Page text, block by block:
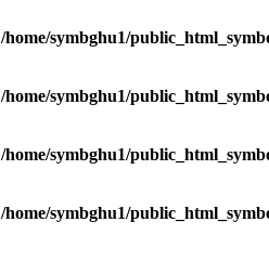
/home/symbghu1/
/home/symbghu1/
/home/symbghu1/
/home/symbghu1/